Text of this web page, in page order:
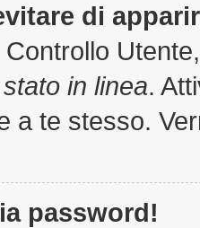
di
in linea.
a te stesso.
password!